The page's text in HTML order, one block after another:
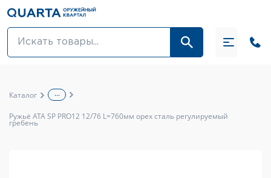
Оптовикам
Каталог ...
Ружьё ATA SP PRO12 12/76 L=760мм орех сталь регулируемый
гребень